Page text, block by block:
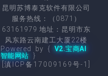
昆明苏博泰克软件有限公司
服务热线：（0871）
63161979 地址：昆明市东
风东路云南建工大厦22楼
Powered by { V2.宝商AI
智能网站 }
[滇ICP备17009169号-1]